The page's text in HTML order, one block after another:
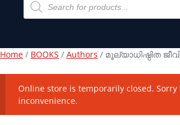
Home / BOOKS / Authors / മൂല്യാധിഷ്ഠിത
Online store is temporarily closed.
inconvenience.